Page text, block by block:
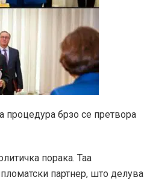
процедура брзо се претвора
порака. Таа
партнер, што делува